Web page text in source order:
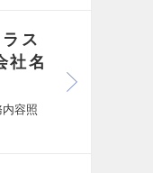
ス
社名
容照